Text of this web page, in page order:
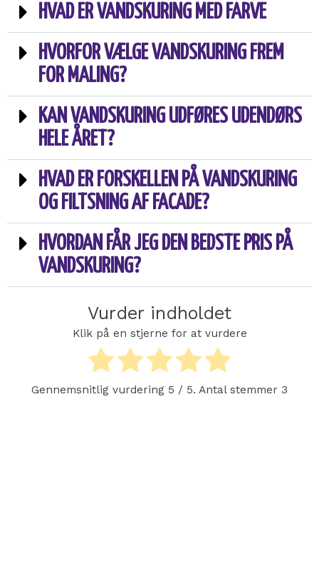
HVAD ER VANDSKURING MED FARVE
HVORFOR VÆLGE VANDSKURING FREM
FOR MALING?
KAN VANDSKURING UDFØRES UDENDØRS
HELE ÅRET?
HVAD ER FORSKELLEN PÅ VANDSKURING
OG FILTSNING AF FACADE?
HVORDAN FÅR JEG DEN BEDSTE PRIS PÅ
VANDSKURING?
Vurder indholdet
Klik på en stjerne for at vurdere
Gennemsnitlig vurdering 5 / 5. Antal stemmer 3